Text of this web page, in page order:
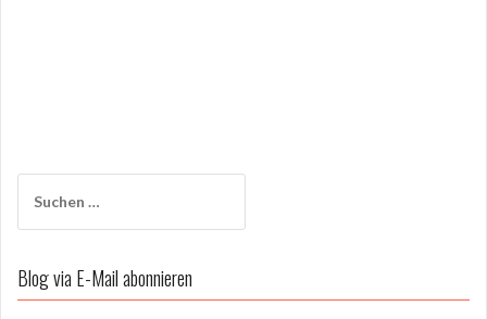
nach:
Blog via E-Mail abonnieren